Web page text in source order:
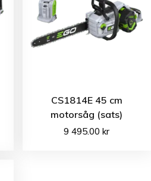
CS1814E 45 cm
motorsåg (sats)
9 495.00kr